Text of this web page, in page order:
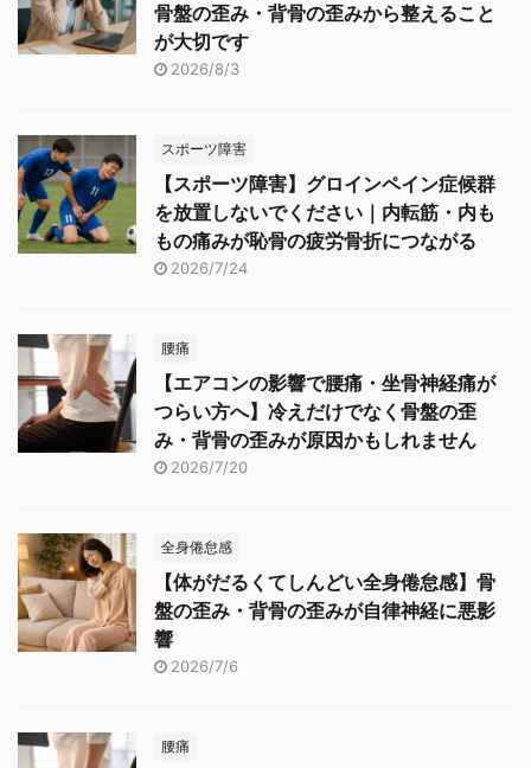
骨盤の歪み・背骨の歪みから整えること
が大切です
2026/8/3
スポーツ障害
【スポーツ障害】グロインペイン症候群
を放置しないでください｜内転筋・内も
もの痛みが恥骨の疲労骨折につながる
2026/7/24
腰痛
【エアコンの影響で腰痛・坐骨神経痛が
つらい方へ】冷えだけでなく骨盤の歪
み・背骨の歪みが原因かもしれません
2026/7/20
全身倦怠感
【体がだるくてしんどい全身倦怠感】骨
盤の歪み・背骨の歪みが自律神経に悪影
響
2026/7/6
腰痛